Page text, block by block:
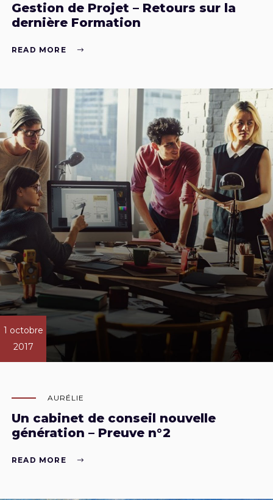
Gestion de Projet – Retours sur la
dernière Formation
READ MORE
1 octobre
2017
AURÉLIE
Un cabinet de conseil nouvelle
génération – Preuve n°2
READ MORE